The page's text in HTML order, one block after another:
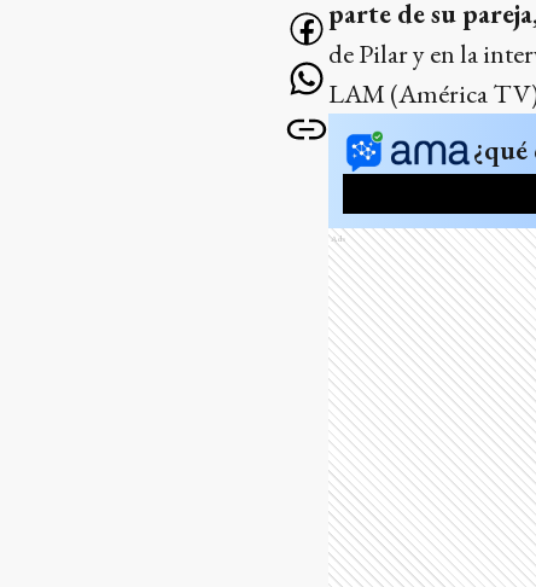
parte de su
de Pilar y en la
LAM (América
¿qué
Ads